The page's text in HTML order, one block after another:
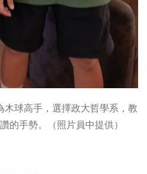
木球高手，選擇政大哲學系，教
的手勢。（照片員中提供）